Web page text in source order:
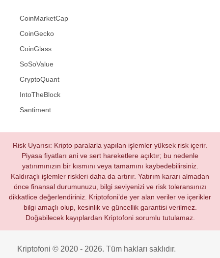
CoinMarketCap
CoinGecko
CoinGlass
SoSoValue
CryptoQuant
IntoTheBlock
Santiment
Risk Uyarısı: Kripto paralarla yapılan işlemler yüksek risk içerir.
Piyasa fiyatları ani ve sert hareketlere açıktır; bu nedenle
yatırımınızın bir kısmını veya tamamını kaybedebilirsiniz.
Kaldıraçlı işlemler riskleri daha da artırır. Yatırım kararı almadan
önce finansal durumunuzu, bilgi seviyenizi ve risk toleransınızı
dikkatlice değerlendiriniz. Kriptofoni’de yer alan veriler ve içerikler
bilgi amaçlı olup, kesinlik ve güncellik garantisi verilmez.
Doğabilecek kayıplardan Kriptofoni sorumlu tutulamaz.
Kriptofoni © 2020 - 2026. Tüm hakları saklıdır.